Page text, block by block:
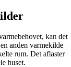
kan det
anden varmekilde –
rum. Det aflaster
huset.